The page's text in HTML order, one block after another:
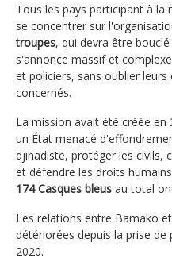
Tous les pays participant à la
se concentrer sur
troupes, qui devra être
s'annonce massif et
et policiers, sans oublier
concernés.
La mission avait été créée
un État menacé
djihadiste, protéger les civils,
et défendre les droits
174 Casques bleus au total
Les relations entre Bamako
détériorées depuis la prise
2020.